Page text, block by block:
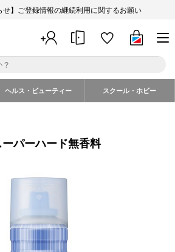
せ】ご登録情報の継続利用に関するお願い
ヘルス・ビューティー スクール・ホビー
パーハード無香料